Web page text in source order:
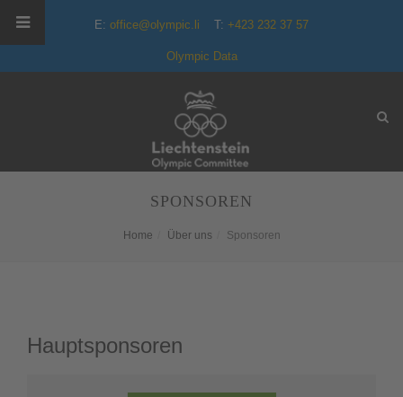
E: office@olympic.li T: +423 232 37 57
Olympic Data
SPONSOREN
Home Über uns Sponsoren
Hauptsponsoren